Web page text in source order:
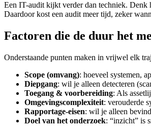
Een IT-audit kijkt verder dan techniek. Denk
Daardoor kost een audit meer tijd, zeker
Factoren die de duur het
Onderstaande punten maken in vrijwel elk
Scope (omvang): hoeveel systemen,
Diepgang: wil je alleen detecteren
Toegang & voorbereiding: Als
Omgevingscomplexiteit: verouderde
Rapportage-eisen: wil je alleen
Doel van het onderzoek: “inzicht” is